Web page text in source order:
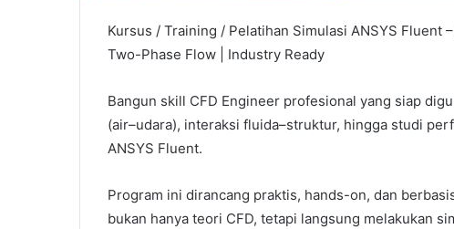
Kursus / Training / Pelatihan Simulasi ANSYS Fluent
Two-Phase Flow | Industry Ready
Bangun skill CFD Engineer profesional yang siap
(air–udara), interaksi fluida–struktur, hingga studi
ANSYS Fluent.
Program ini dirancang praktis, hands-on, dan
bukan hanya teori CFD, tetapi langsung melakukan